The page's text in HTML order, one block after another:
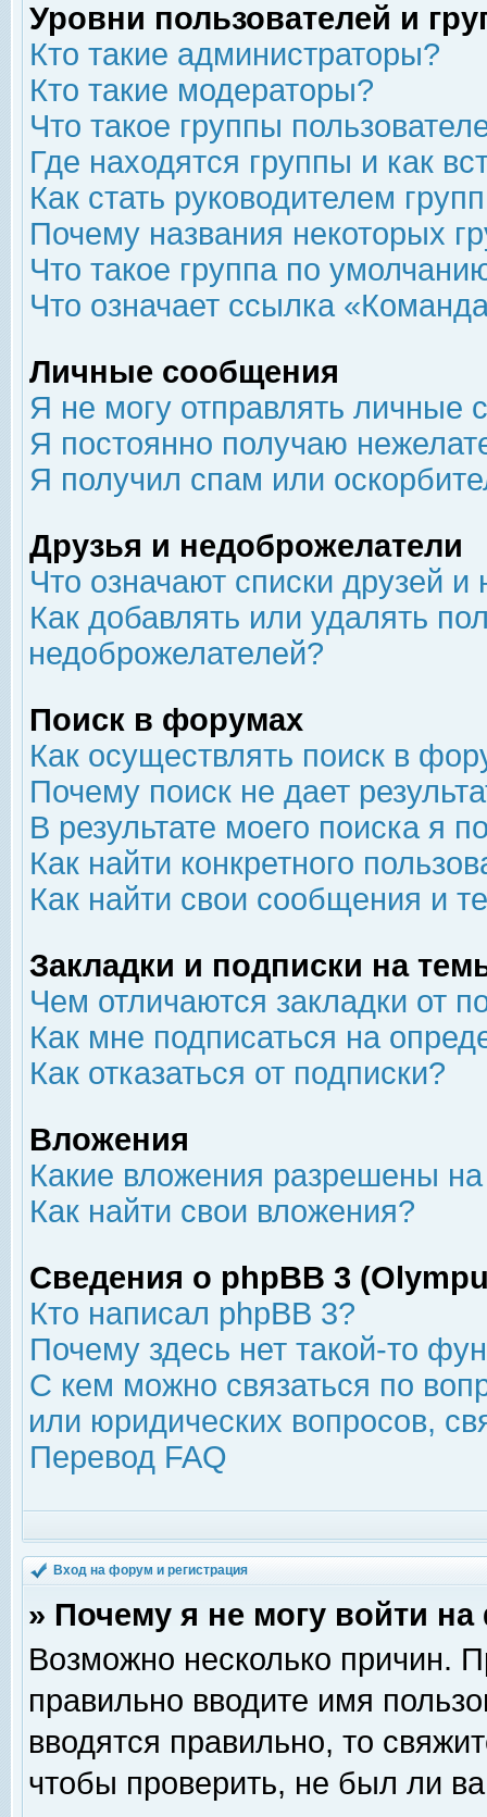
Уровни пользователей и
Кто такие администраторы?
Кто такие модераторы?
Что такое группы
Где находятся группы и как
Как стать руководителем
Почему названия некоторых
Что такое группа по
Что означает ссылка
Личные сообщения
Я не могу отправлять личные
Я постоянно получаю
Я получил спам или
Друзья и недоброжелатели
Что означают списки друзей
Как добавлять или удалять
недоброжелателей?
Поиск в форумах
Как осуществлять поиск в
Почему поиск не дает
В результате моего поиска я
Как найти конкретного
Как найти свои сообщения и
Закладки и подписки на
Чем отличаются закладки от
Как мне подписаться на
Как отказаться от подписки?
Вложения
Какие вложения разрешены
Как найти свои вложения?
Сведения о phpBB 3
Кто написал phpBB 3?
Почему здесь нет такой-то
С кем можно связаться по
или юридических вопросов,
Перевод FAQ
Вход на форум и регистрация
» Почему я не могу войти
Возможно несколько причин.
правильно вводите имя
вводятся правильно, то
чтобы проверить, не был ли